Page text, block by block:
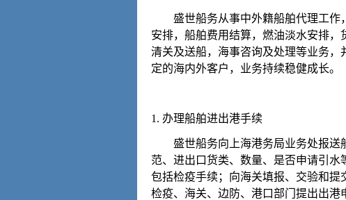
盛世船务从事中外籍船舶代理工作
安排，船舶费用结算，燃油淡水安排
清关及送船，海事咨询及处理等业务
定的海内外客户，业务持续稳健成长。
1. 办理船舶进出港手续
盛世船务向上海港务局业务处报送
范、进出口货类、数量、是否申请引
包括检疫手续；向海关填报、交验和
检疫、海关、边防、港口部门提出出港